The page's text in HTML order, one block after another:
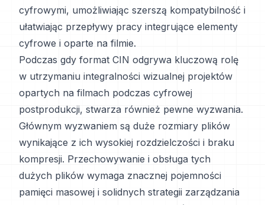
cyfrowymi, umożliwiając szerszą kompatybilność i
ułatwiając przepływy pracy integrujące elementy
cyfrowe i oparte na filmie.
Podczas gdy format CIN odgrywa kluczową rolę
w utrzymaniu integralności wizualnej projektów
opartych na filmach podczas cyfrowej
postprodukcji, stwarza również pewne wyzwania.
Głównym wyzwaniem są duże rozmiary plików
wynikające z ich wysokiej rozdzielczości i braku
kompresji. Przechowywanie i obsługa tych
dużych plików wymaga znacznej pojemności
pamięci masowej i solidnych strategii zarządzania